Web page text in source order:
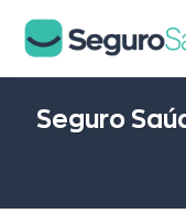
Seguro